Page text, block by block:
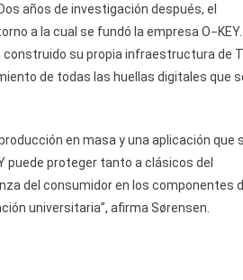
años de investigación después, el
a la cual se fundó la empresa O−KEY.
su propia infraestructura de
de todas las huellas digitales que
en masa y una aplicación que
puede proteger tanto a clásicos del
del consumidor en los componentes
universitaria”, afirma Sørensen.